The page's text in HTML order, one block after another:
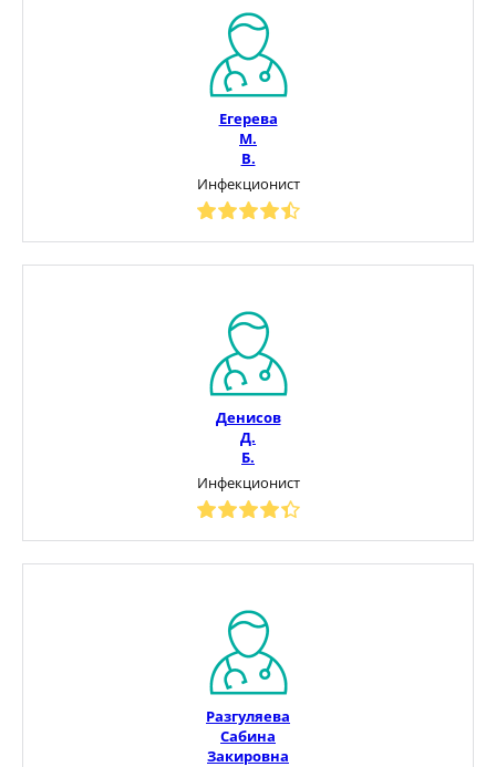
Егерева
М.
В.
Инфекционист
Денисов
Д.
Б.
Инфекционист
Разгуляева
Сабина
Закировна